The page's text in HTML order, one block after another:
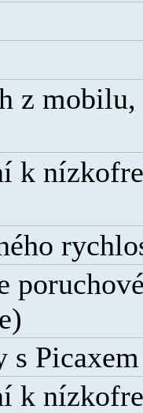
z mobilu,
k
s Picaxem
k